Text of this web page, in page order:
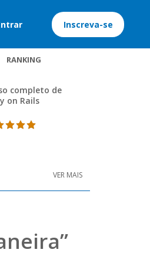
Inscreva-se
RANKING
completo de
on Rails
VER MAIS